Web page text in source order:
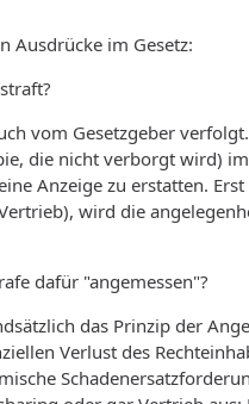
Ausdrücke im Gesetz:
vom Gesetzgeber
die nicht verborgt wird)
Anzeige zu erstatten.
wird die
dafür "angemessen"?
das Prinzip der
Verlust des